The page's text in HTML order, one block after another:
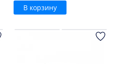
В корзину